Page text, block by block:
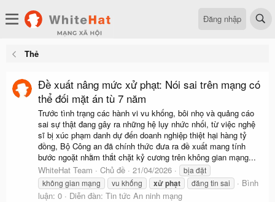
Đăng nhập
Thẻ
Đề xuất nâng mức xử phạt: Nói sai trên mạng có
thể đối mặt án tù 7 năm
Trước tình trạng các hành vi vu khống, bôi nhọ và quảng cáo
sai sự thật đang gây ra những hệ lụy nhức nhối, từ việc nghệ
sĩ bị xúc phạm danh dự đến doanh nghiệp thiệt hại hàng tỷ
đồng, Bộ Công an đã chính thức đưa ra đề xuất mang tính
bước ngoặt nhằm thắt chặt kỷ cương trên không gian mạng...
WhiteHat Team
Chủ đề 21/04/2026
bịa đặt
không gian mạng
vu khống xửphạt đăng tin sai
Bình
luận: 0
Diễn đàn: Tin tức An ninh mạng